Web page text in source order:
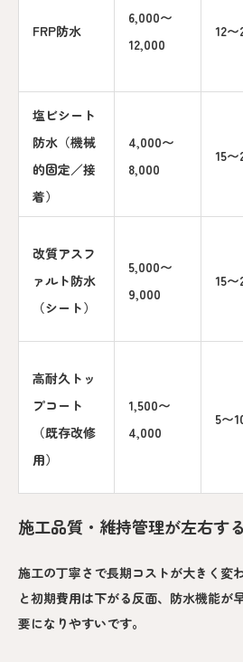
FRP防水
6,000〜
12,000
12〜
塩ビシート
防水（機械
的固定／接
着）
4,000〜
8,000
15〜
改質アスフ
ァルト防水
（シート）
5,000〜
9,000
15〜
高耐久トッ
プコート
（既存改修
用）
1,500〜
4,000
5〜
施工品質・維持管理が左右す
施工の丁寧さで長期コストが大きく変
と初期費用は下がる反面、防水機能が
要になりやすいです。